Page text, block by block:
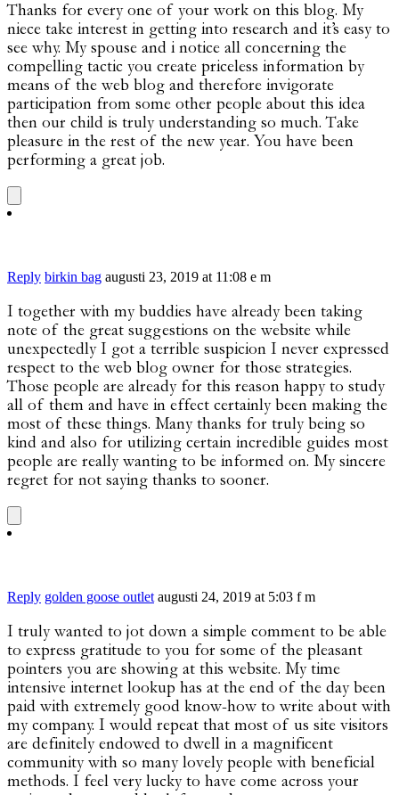
Thanks for every one of your work on this blog. My
niece take interest in getting into research and it’s easy to
see why. My spouse and i notice all concerning the
compelling tactic you create priceless information by
means of the web blog and therefore invigorate
participation from some other people about this idea
then our child is truly understanding so much. Take
pleasure in the rest of the new year. You have been
performing a great job.
Reply birkin bag augusti 23, 2019 at 11:08 e m
I together with my buddies have already been taking
note of the great suggestions on the website while
unexpectedly I got a terrible suspicion I never expressed
respect to the web blog owner for those strategies.
Those people are already for this reason happy to study
all of them and have in effect certainly been making the
most of these things. Many thanks for truly being so
kind and also for utilizing certain incredible guides most
people are really wanting to be informed on. My sincere
regret for not saying thanks to sooner.
Reply golden goose outlet augusti 24, 2019 at 5:03 f m
I truly wanted to jot down a simple comment to be able
to express gratitude to you for some of the pleasant
pointers you are showing at this website. My time
intensive internet lookup has at the end of the day been
paid with extremely good know-how to write about with
my company. I would repeat that most of us site visitors
are definitely endowed to dwell in a magnificent
community with so many lovely people with beneficial
methods. I feel very lucky to have come across your